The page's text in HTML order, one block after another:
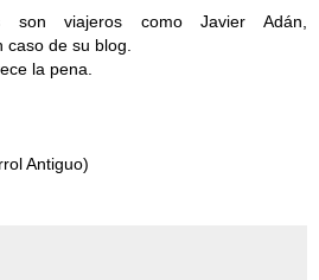
son viajeros como Javier Adán,
de su blog.
la pena.
Antiguo)